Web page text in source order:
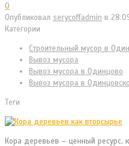
0
Опубликовал serycoffadmin в
Категории
Cтроительный мусор в
Вывоз мусора
Вывоз мусора в Одинцово
Вывоз мусора в
Теги
Кора деревьев – ценный ресурс,